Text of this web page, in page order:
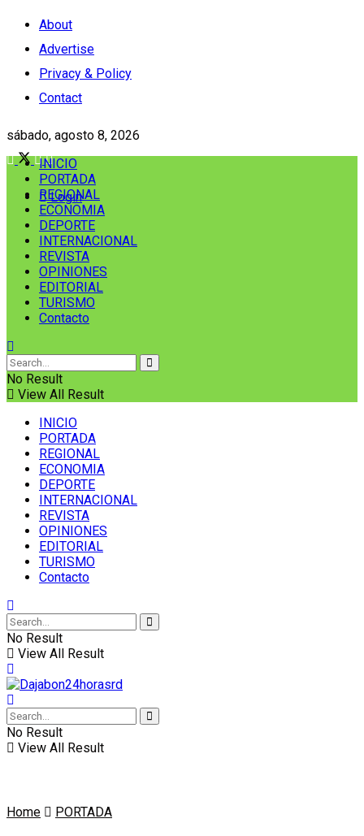
About
Advertise
Privacy & Policy
Contact
sábado, agosto 8, 2026
Login
INICIO
PORTADA
REGIONAL
ECONOMIA
DEPORTE
INTERNACIONAL
REVISTA
OPINIONES
EDITORIAL
TURISMO
Contacto
No Result
View All Result
INICIO
PORTADA
REGIONAL
ECONOMIA
DEPORTE
INTERNACIONAL
REVISTA
OPINIONES
EDITORIAL
TURISMO
Contacto
No Result
View All Result
No Result
View All Result
Home PORTADA